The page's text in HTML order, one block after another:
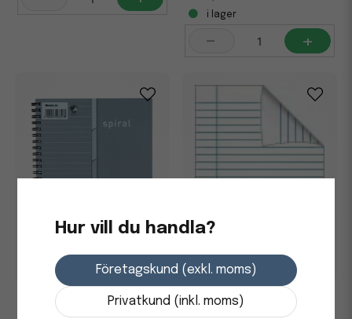
i lager
- +
Ämnesblock Bantex 5-i-1
linjerat A5
Skrivhäfte linjerat 8,5mm 24
blad 70g blå A5, 25 st/fp
Hur vill du handla?
Företagskund (exkl. moms)
Privatkund (inkl. moms)